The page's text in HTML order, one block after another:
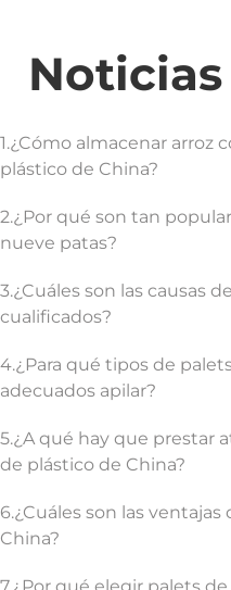
1.¿Cómo almacenar arroz
plástico de China?
2.¿Por qué son tan
nueve patas?
3.¿Cuáles son las causas
cualificados?
4.¿Para qué tipos de
adecuados apilar?
5.¿A qué hay que prestar
de plástico de China?
6.¿Cuáles son las
China?
7.¿Por qué elegir palets